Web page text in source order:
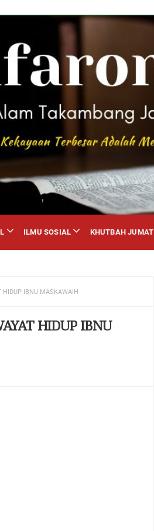
ILMU SOSIAL KHUTBAH JUMAT
HIDUP IBNU MASKAWAIH
HIDUP IBNU